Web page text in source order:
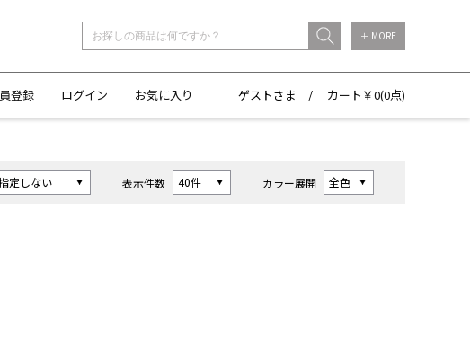
＋ MORE
登録 ログイン お気に入り ゲストさま / カート￥0(0点)
表示件数 カラー展開